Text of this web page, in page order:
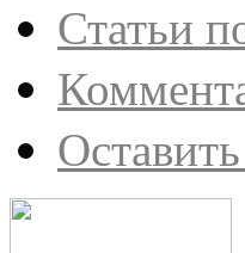
Статьи